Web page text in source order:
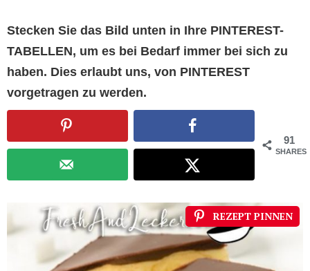
Stecken Sie das Bild unten in Ihre PINTEREST-
TABELLEN, um es bei Bedarf immer bei sich zu
haben. Dies erlaubt uns, von PINTEREST
vorgetragen zu werden.
91
SHARES
REZEPT PINNEN